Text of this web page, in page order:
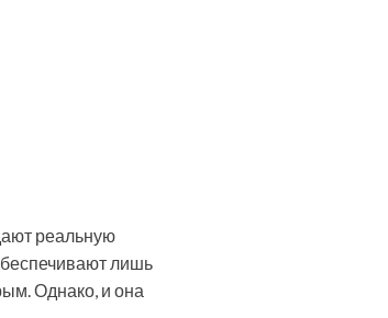
реальную
лишь
Однако, и она